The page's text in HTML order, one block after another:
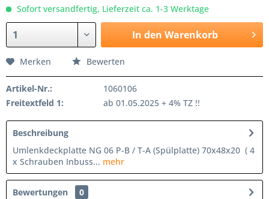
Sofort versandfertig, Lieferzeit ca. 1-3 Werktage
In den Warenkorb
Merken Bewerten
Artikel-Nr.:
1060106
Freitextfeld 1:
ab 01.05.2025 + 4% TZ !!
Beschreibung
Umlenkdeckplatte NG 06 P-B / T-A (Spülplatte) 70x48x20 ( 4
x Schrauben Inbuss... mehr
Bewertungen
0